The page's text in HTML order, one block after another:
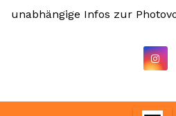
unabhängige Infos zur